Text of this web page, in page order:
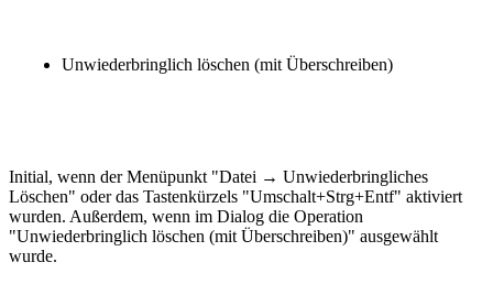
Unwiederbringlich löschen (mit Überschreiben)
Initial, wenn der Menüpunkt "Datei → Unwiederbringliches
Löschen" oder das Tastenkürzels "Umschalt+Strg+Entf" aktiviert
wurden. Außerdem, wenn im Dialog die Operation
"Unwiederbringlich löschen (mit Überschreiben)" ausgewählt
wurde.